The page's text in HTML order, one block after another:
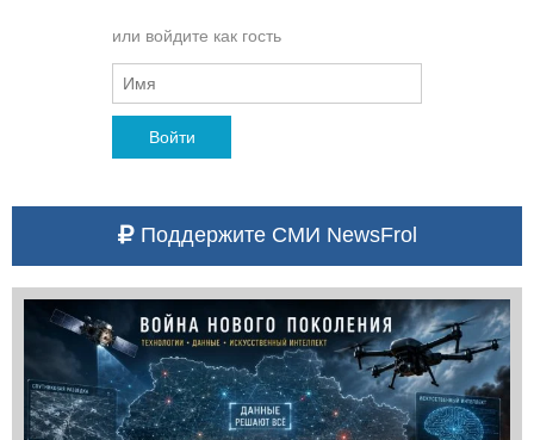
или войдите как гость
Войти
Поддержите СМИ NewsFrol